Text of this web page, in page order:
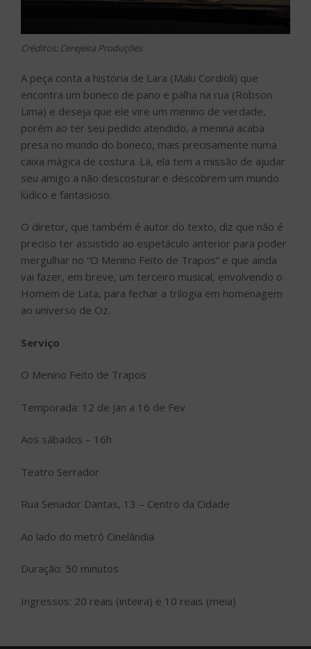
Créditos: Cerejeira Produções
A peça conta a história de Lara (Malu Cordioli) que
encontra um boneco de pano e palha na rua (Robson
Lima) e deseja que ele vire um menino de verdade,
porém ao ter seu pedido atendido, a menina acaba
presa no mundo do boneco, mais precisamente numa
caixa mágica de costura. Lá, ela tem a missão de ajudar
seu amigo a não descosturar e descobrem um mundo
lúdico e fantasioso.
O diretor, que também é autor do texto, diz que não é
preciso ter assistido ao espetáculo anterior para poder
mergulhar no “O Menino Feito de Trapos” e que ainda
vai fazer, em breve, um terceiro musical, envolvendo o
Homem de Lata, para fechar a trilogia em homenagem
ao universo de Oz.
Serviço
O Menino Feito de Trapos
Temporada: 12 de Jan a 16 de Fev
Aos sábados – 16h
Teatro Serrador
Rua Senador Dantas, 13 – Centro da Cidade
Ao lado do metrô Cinelândia
Duração: 50 minutos
Ingressos: 20 reais (inteira) e 10 reais (meia)